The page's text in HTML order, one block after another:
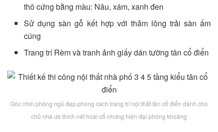
thô cứng bằng màu: Nâu, xám, xanh đen
Sử dụng sàn gỗ kết hợp với thảm lông trải sàn ấm
cúng
Trang trí Rèm và tranh ảnh giấy dán tường tân cổ điển
Góc nhìn phòng ngủ đẹp phong cách trang trí nội thất tân cổ điển dành cho
chủ nhà ưa thích nét hoài cổ nhưng hiện đại phóng khoáng